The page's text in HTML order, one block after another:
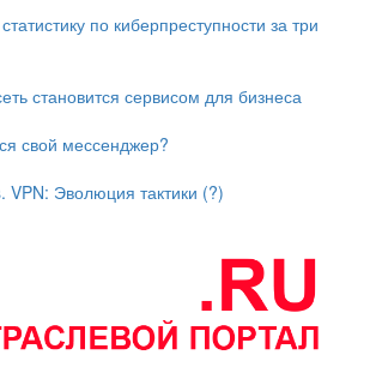
по киберпреступности за три
становится сервисом для бизнеса
свой мессенджер?
Эволюция тактики (?)